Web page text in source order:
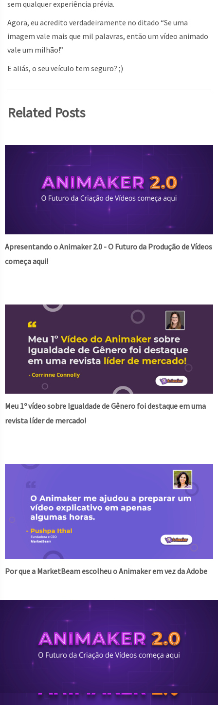
sem qualquer experiência prévia.
Agora, eu acredito verdadeiramente no ditado “Se uma
imagem vale mais que mil palavras, então um vídeo animado
vale um milhão!”
E aliás, o seu veículo tem seguro? ;)
Related Posts
Apresentando o Animaker 2.0 - O Futuro da Produção de Vídeos
começa aqui!
Meu 1º vídeo sobre Igualdade de Gênero foi destaque em uma
revista líder de mercado!
Por que a MarketBeam escolheu o Animaker em vez da Adobe